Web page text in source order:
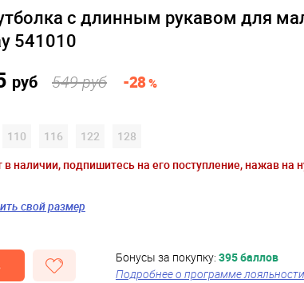
с длинным рукавом для
541010
руб 549 руб -28%
110 116 122
128
в наличии, подпишитесь на его поступление, нажав на
свой размер
Бонусы за покупку: 395 баллов
Подробнее о программе лояльности